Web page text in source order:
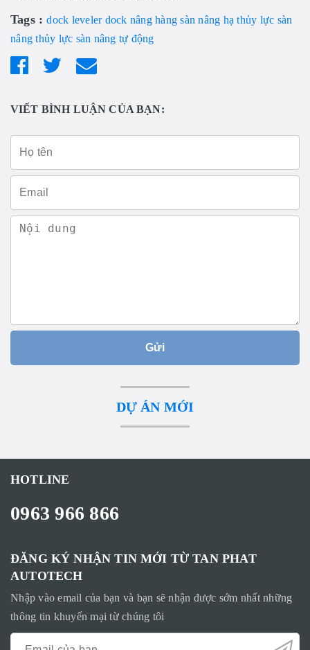
Tags :dock leveler dock nâng hàng sàn nâng hạ thủy lực sàn
nâng thủy lực sàn nâng tự động
VIẾT BÌNH LUẬN CỦA BẠN:
Gửi
DỰ ÁN MỚI
HOTLINE
0963 966 866
ĐĂNG KÝ NHẬN TIN MỚI TỪ TAN PHAT
AUTOTECH
Nhập vào email của bạn và bạn sẽ nhận được sớm nhất những
thông tin khuyến mại từ chúng tôi